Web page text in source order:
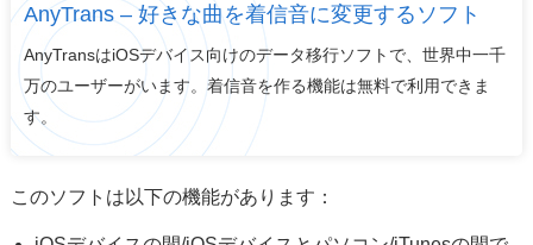
AnyTrans – 好きな曲を着信音に変更するソフト
AnyTransはiOSデバイス向けのデータ移行ソフトで、世界中一千
万のユーザーがいます。着信音を作る機能は無料で利用できま
す。
このソフトは以下の機能があります：